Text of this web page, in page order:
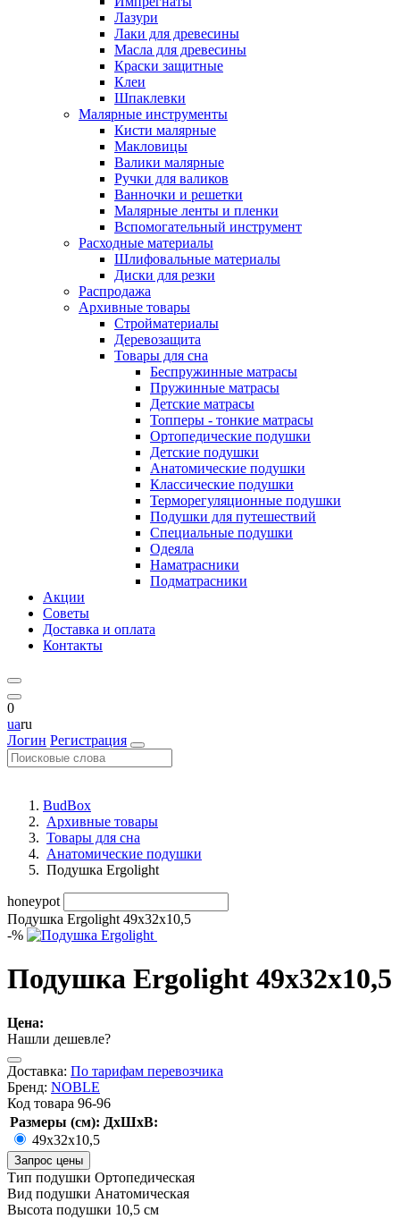
Лазури
Лаки для древесины
Масла для древесины
Краски защитные
Клеи
Шпаклевки
Малярные инструменты
Кисти малярные
Макловицы
Валики малярные
Ручки для валиков
Ванночки и решетки
Малярные ленты и пленки
Вспомогательный инструмент
Расходные материалы
Шлифовальные материалы
Диски для резки
Распродажа
Архивные товары
Стройматериалы
Деревозащита
Товары для сна
Беспружинные матрасы
Пружинные матрасы
Детские матрасы
Топперы - тонкие матрасы
Ортопедические подушки
Детские подушки
Анатомические подушки
Классические подушки
Терморегуляционные подушки
Подушки для путешествий
Специальные подушки
Одеяла
Наматрасники
Подматрасники
Акции
Советы
Доставка и оплата
Контакты
0
uaru
Логин Регистрация
BudBox
Архивные товары
Товары для сна
Анатомические подушки
Подушка Ergolight
honeypot
Подушка Ergolight 49х32х10,5
-%
Подушка Ergolight 49х32х10,5
Цена:
Нашли дешевле?
Доставка: По тарифам перевозчика
Бренд: NOBLE
Код товара 96-96
Размеры (см): ДхШхВ:
49х32х10,5
Запрос цены
Тип подушки Ортопедическая
Вид подушки Анатомическая
Высота подушки 10,5 см